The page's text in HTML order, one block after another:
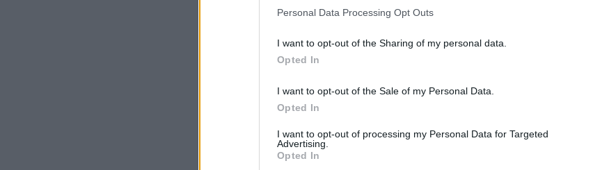
Personal Data Processing Opt Outs
I want to opt-out of the Sharing of my personal data.
Opted In
I want to opt-out of the Sale of my Personal Data.
Opted In
I want to opt-out of processing my Personal Data for Targeted
Advertising.
Opted In